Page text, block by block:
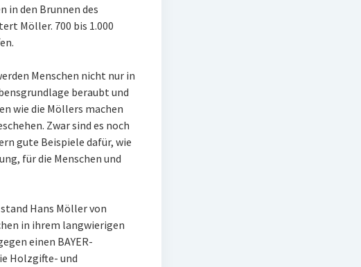
in den Brunnen des
Möller. 700 bis 1.000
Menschen nicht nur in
beraubt und
wie die Möllers machen
Zwar sind es noch
gute Beispiele dafür, wie
für die Menschen und
stand Hans Möller von
in ihrem langwierigen
einen BAYER-
Holzgifte- und